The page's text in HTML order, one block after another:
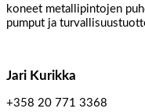
koneet metallipintojen
pumput ja
Jari Kurikka
+358 20 771 3368